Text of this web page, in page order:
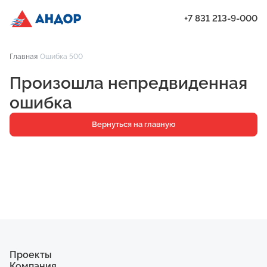
Проекты
Квартиры
Паркинг
Кладовые
+7 831 213-9-000
Главная Ошибка 500
Произошла непредвиденная
ошибка
Вернуться на главную
Проекты